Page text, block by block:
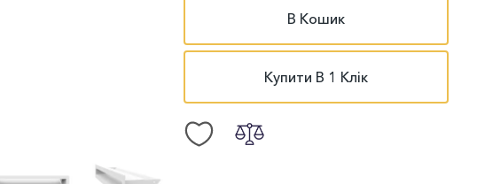
В Кошик
Купити В 1 Клік